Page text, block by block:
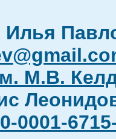
Илья
М.В.
0001-